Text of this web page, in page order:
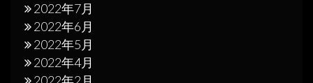
2022年7月
2022年6月
2022年5月
2022年4月